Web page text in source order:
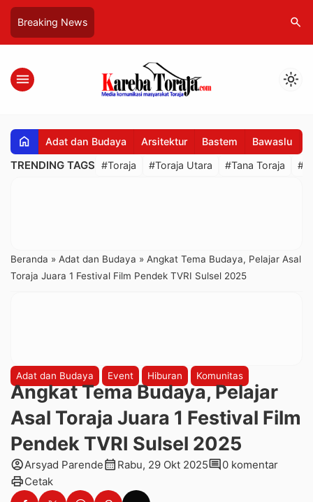
Breaking News search
menu light_mode
home Adat dan Budaya Arsitektur Bastem Bawaslu
TRENDING TAGS #Toraja #Toraja Utara #Tana Toraja
Beranda » Adat dan Budaya » Angkat Tema Budaya, Pelajar Asal
Toraja Juara 1 Festival Film Pendek TVRI Sulsel 2025
Adat dan Budaya Event Hiburan Komunitas
Angkat Tema Budaya, Pelajar
Asal Toraja Juara 1 Festival Film
Pendek TVRI Sulsel 2025
account_circleArsyad Parendecalendar_month Rabu, 29 Okt 2025comment0 komentar
printCetak